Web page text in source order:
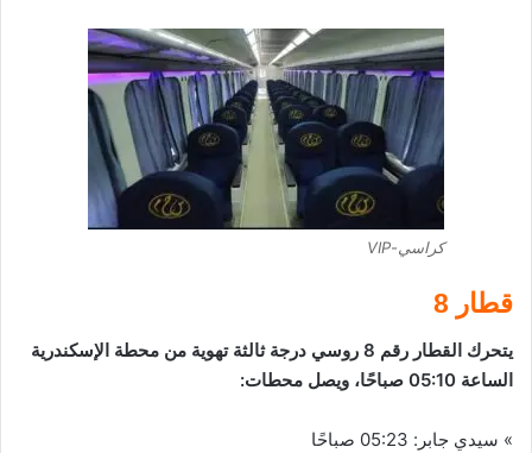
كراسي-VIP
قطار 8
يتحرك القطار رقم 8 روسي درجة ثالثة تهوية من محطة الإسكندرية
الساعة 05:10 صباحًا، ويصل محطات:
» سيدي جابر: 05:23 صباحًا